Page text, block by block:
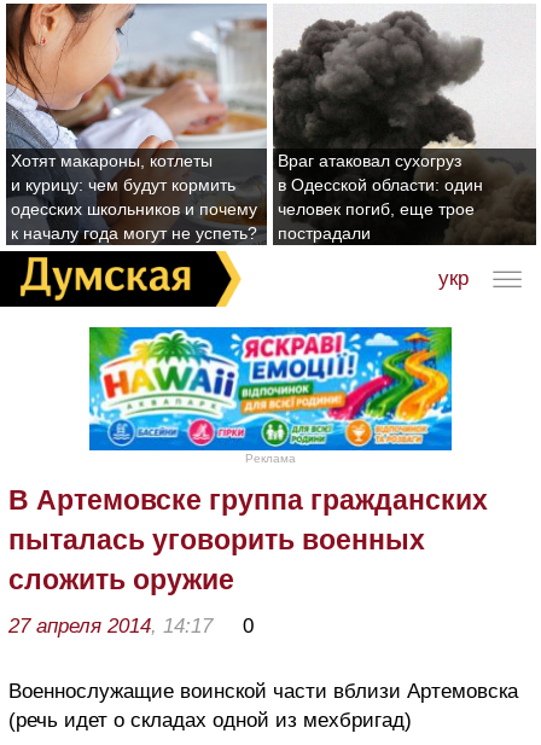
Хотят макароны, котлеты
и курицу: чем будут кормить
одесских школьников и почему
к началу года могут не успеть?
Враг атаковал сухогруз
в Одесской области: один
человек погиб, еще трое
пострадали
укр
Реклама
В Артемовске группа гражданских
пыталась уговорить военных
сложить оружие
27 апреля 2014, 14:17 0
Военнослужащие воинской части вблизи Артемовска
(речь идет о складах одной из мехбригад)